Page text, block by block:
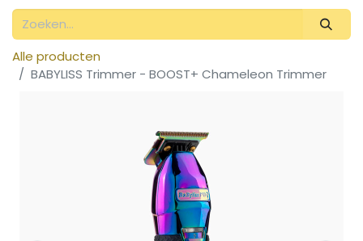
Alle producten
BABYLISS Trimmer - BOOST+ Chameleon Trimmer